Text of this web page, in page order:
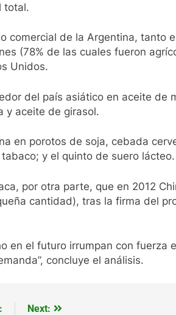
total.
comercial de la Argentina, tanto
(78% de las cuales fueron
Unidos.
del país asiático en aceite de
y aceite de girasol.
en porotos de soja, cebada
y el quinto de suero lácteo.
por otra parte, que en 2012
cantidad), tras la firma del
en el futuro irrumpan con fuerza
concluye el análisis.
Next: